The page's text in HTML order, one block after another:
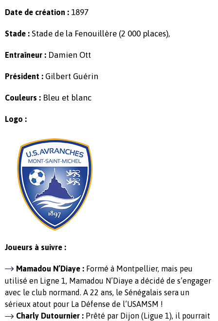
Date de création : 1897
Stade : Stade de la Fenouillère (2 000 places),
Entraîneur : Damien Ott
Président : Gilbert Guérin
Couleurs : Bleu et blanc
Logo :
Joueurs à suivre :
Mamadou N’Diaye : Formé à Montpellier, mais peu
utilisé en Ligne 1, Mamadou N’Diaye a décidé de s’engager
avec le club normand. A 22 ans, le Sénégalais sera un
sérieux atout pour La Défense de l’USAMSM !
Charly Dutournier : Prêté par Dijon (Ligue 1), il pourrait